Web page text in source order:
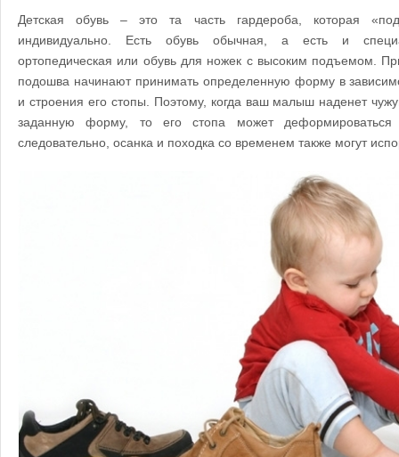
Детская обувь – это та часть гардероба, которая
индивидуально. Есть обувь обычная, а есть и
ортопедическая или обувь для ножек с высоким подъемом.
подошва начинают принимать определенную форму в
и строения его стопы. Поэтому, когда ваш малыш наденет
заданную форму, то его стопа может
следовательно, осанка и походка со временем также могут